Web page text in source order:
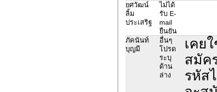
ยศวัฒน์
ลิ้ม
ประเสริฐ
ไม่ได้
รับ E-
mail
ยืนยัน
ภัคนันท์
บุญมี
อื่นๆ
โปรด
ระบุ
ด้าน
ล่าง
เคย
สมัค
รหัส